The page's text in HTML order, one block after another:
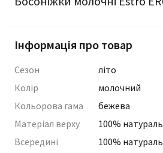
Інформація про товар
Сезон
літо
Колір
молочний
Кольорова гама
бежева
Матеріал верху
100%
Всередині
100%